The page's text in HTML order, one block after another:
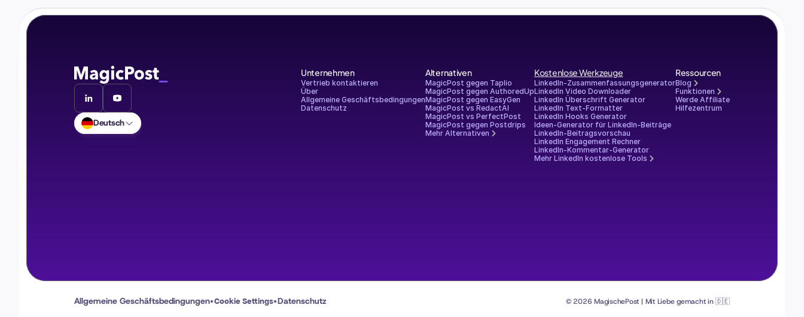
Deutsch
Unternehmen
Vertrieb kontaktieren
Über
Allgemeine Geschäftsbedingungen
Datenschutz
Alternativen
MagicPost gegen Taplio
MagicPost gegen AuthoredUp
MagicPost gegen EasyGen
MagicPost vs RedactAI
MagicPost vs PerfectPost
MagicPost gegen Postdrips
Mehr Alternativen
Kostenlose Werkzeuge
LinkedIn-Zusammenfassungsgenerator
LinkedIn Video Downloader
LinkedIn Überschrift Generator
LinkedIn Text-Formatter
LinkedIn Hooks Generator
Ideen-Generator für LinkedIn-Beiträge
LinkedIn-Beitragsvorschau
LinkedIn Engagement Rechner
LinkedIn-Kommentar-Generator
Mehr LinkedIn kostenlose Tools
Ressourcen
Blog
Funktionen
Werde Affiliate
Hilfezentrum
Allgemeine Geschäftsbedingungen•Cookie Settings•Datenschutz © 2026 MagischePost | Mit Liebe gemacht in 🇩🇪